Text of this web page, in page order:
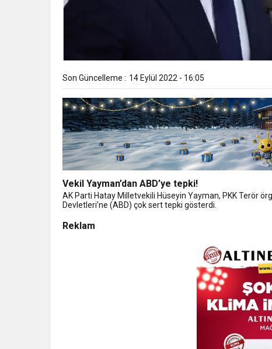
Son Güncelleme : 14 Eylül 2022 - 16:05
Vekil Yayman’dan ABD’ye tepki!
AK Parti Hatay Milletvekili Hüseyin Yayman, PKK Terör
Devletleri’ne (ABD) çok sert tepki gösterdi.
Reklam